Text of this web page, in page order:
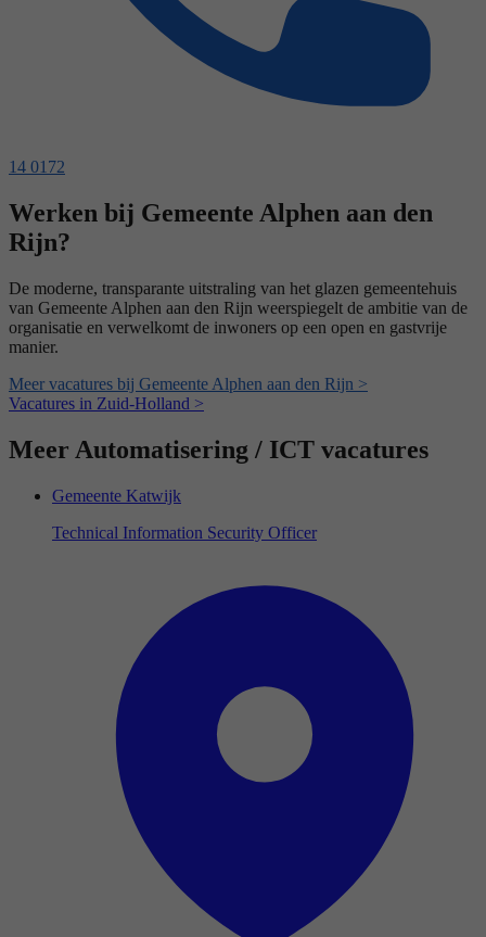
14 0172
Werken bij Gemeente Alphen aan den
Rijn?
De moderne, transparante uitstraling van het glazen gemeentehuis
van Gemeente Alphen aan den Rijn weerspiegelt de ambitie van de
organisatie en verwelkomt de inwoners op een open en gastvrije
manier.
Meer vacatures bij Gemeente Alphen aan den Rijn >
Vacatures in Zuid-Holland >
Meer Automatisering / ICT vacatures
Gemeente Katwijk
Technical Information Security Officer